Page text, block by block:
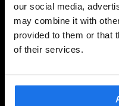
our social media,
may combine it with
provided to them or that
of their services.
INSCRIVEZ-VOUS À
RECEVOIR DES